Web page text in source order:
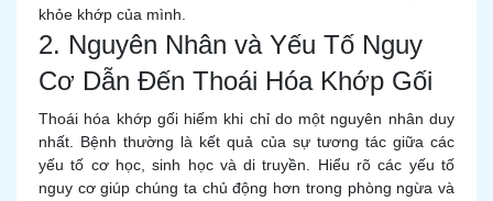
khỏe khớp của mình.
2. Nguyên Nhân và Yếu Tố Nguy
Cơ Dẫn Đến Thoái Hóa Khớp Gối
Thoái hóa khớp gối hiếm khi chỉ do một nguyên nhân duy
nhất. Bệnh thường là kết quả của sự tương tác giữa các
yếu tố cơ học, sinh học và di truyền. Hiểu rõ các yếu tố
nguy cơ giúp chúng ta chủ động hơn trong phòng ngừa và